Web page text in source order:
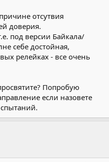
отсутвия
доверия.
под версии Байкала/
себе достойная,
релейках - все очень
Попробую
если назовете